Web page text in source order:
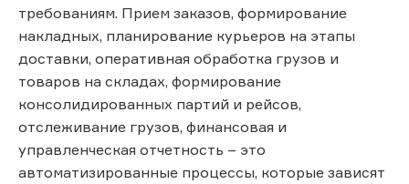
требованиям. Прием заказов, формирование
накладных, планирование курьеров на этапы
доставки, оперативная обработка грузов и
товаров на складах, формирование
консолидированных партий и рейсов,
отслеживание грузов, финансовая и
управленческая отчетность – это
автоматизированные процессы, которые зависят